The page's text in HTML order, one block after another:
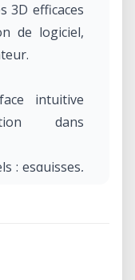
3D efficaces
de logiciel,
intuitive
dans
: esquisses,
en 3D